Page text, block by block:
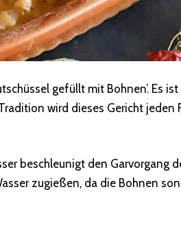
gefüllt mit Bohnen’. Es
wird dieses Gericht
beschleunigt den Garvorgang
zugießen, da die Bohnen